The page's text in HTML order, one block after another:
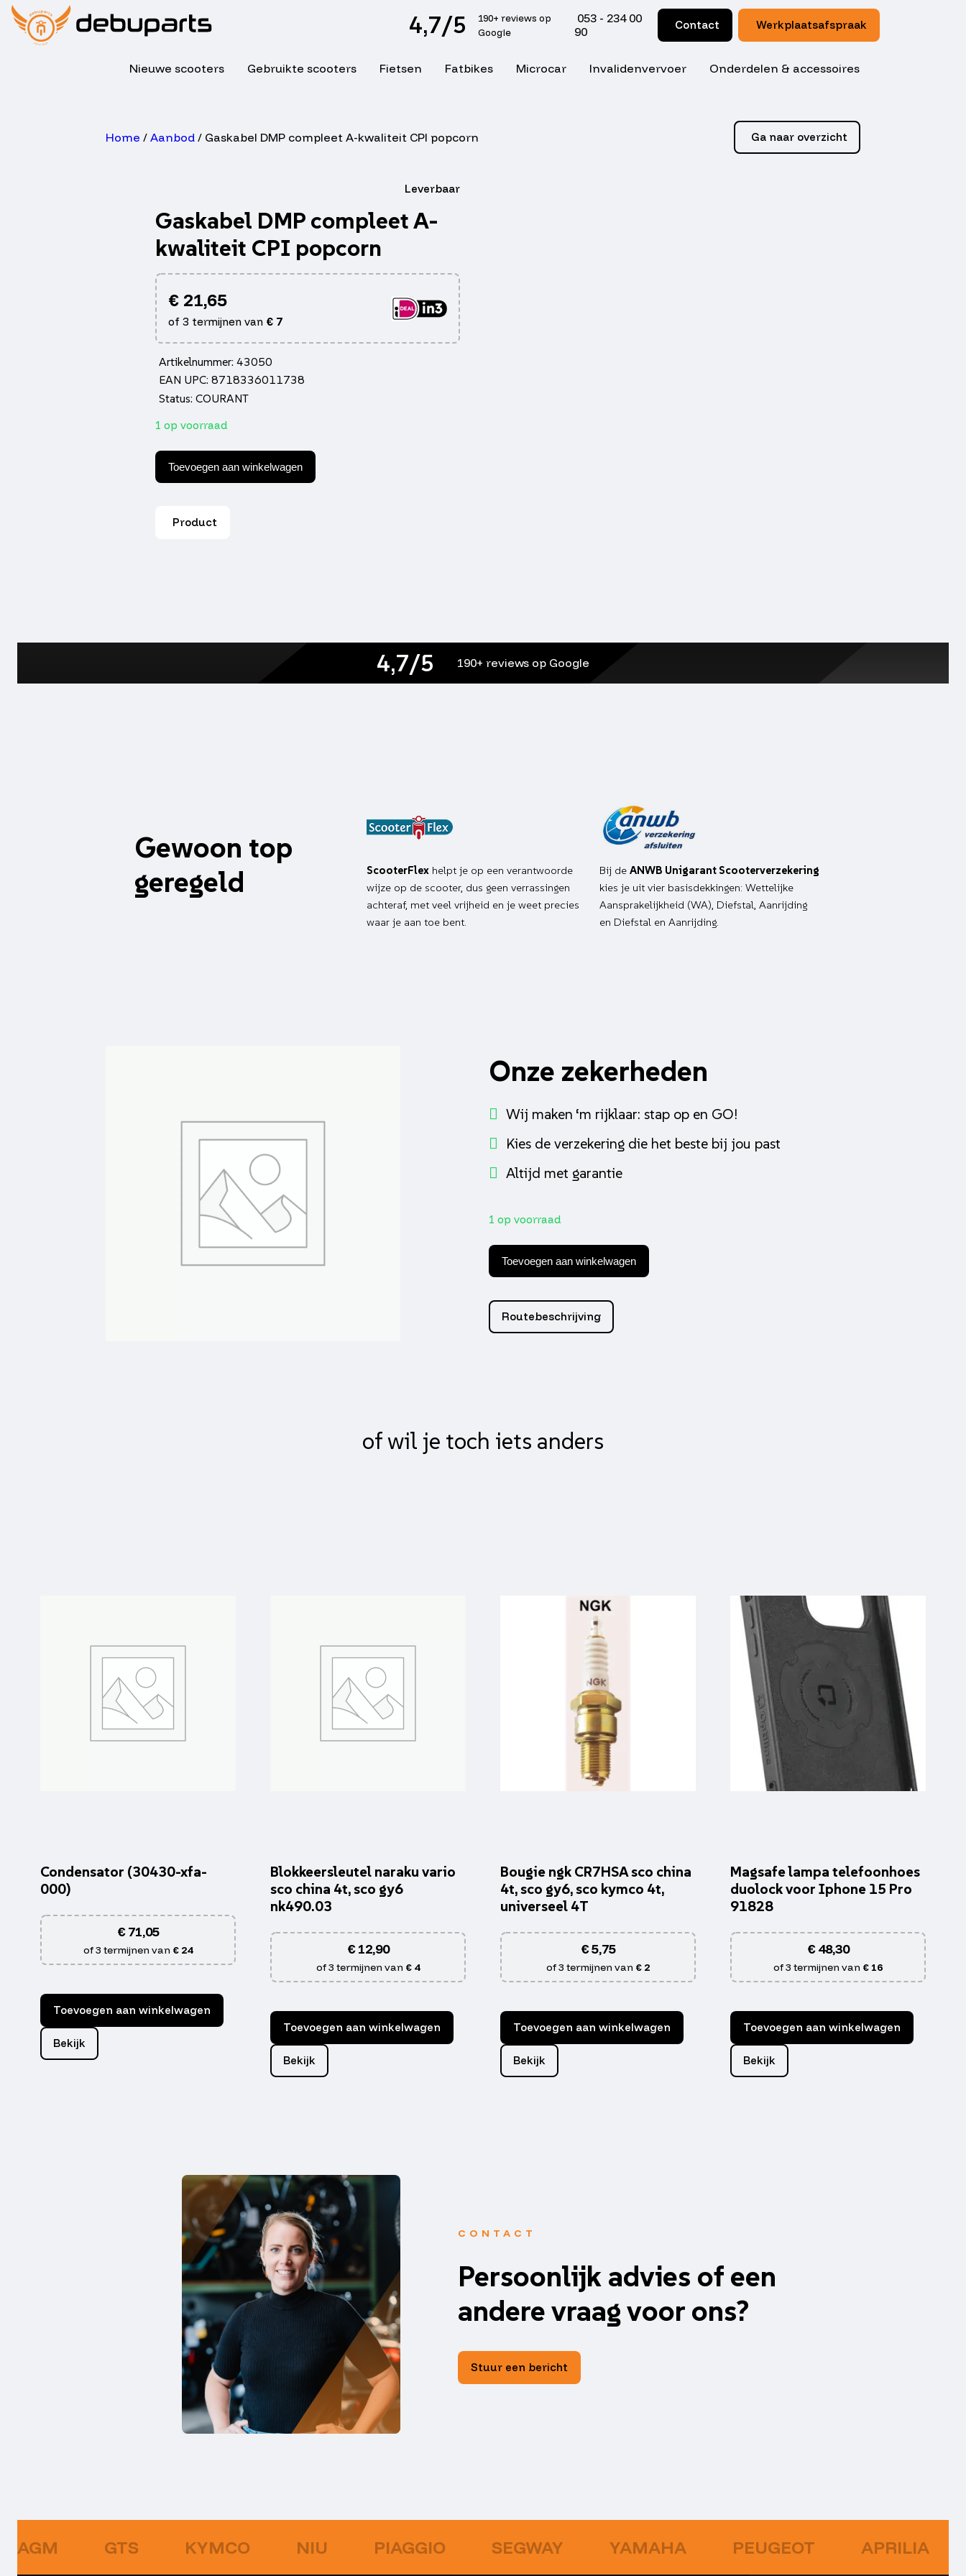
4,7/5
190+ reviews op
Google
053 - 234 00
90
Contact Werkplaatsafspraak
Nieuwe scooters Gebruikte scooters Fietsen Fatbikes Microcar Invalidenvervoer Onderdelen & accessoires
Home / Aanbod/ Gaskabel DMP compleet A-kwaliteit CPI popcorn Ga naar overzicht
Leverbaar
Gaskabel DMP compleet A-
kwaliteit CPI popcorn
€21,65
of 3 termijnen van €7
Artikelnummer: 43050
EAN UPC: 8718336011738
Status: COURANT
1 op voorraad
DMP
compleet
A-
popcorn
Toevoegen aan winkelwagen
Product
4,7/5 190+ reviews op Google
Gewoon top
geregeld
ScooterFlex helpt je op een verantwoorde
wijze op de scooter, dus geen verrassingen
achteraf, met veel vrijheid en je weet precies
waar je aan toe bent.
Bij de ANWB Unigarant Scooterverzekering
kies je uit vier basisdekkingen: Wettelijke
Aansprakelijkheid (WA), Diefstal, Aanrijding
en Diefstal en Aanrijding.
Onze zekerheden
Wij maken ‘m rijklaar: stap op en GO!
Kies de verzekering die het beste bij jou past
Altijd met garantie
1 op voorraad
DMP
compleet
A-
CPI
popcorn
aantal
Toevoegen aan winkelwagen
Routebeschrijving
of wil je toch iets anders
Condensator (30430-xfa-
000)
€71,05
of 3 termijnen van € 24
Toevoegen aan winkelwagen
Bekijk
Blokkeersleutel naraku vario
sco china 4t, sco gy6
nk490.03
€12,90
of 3 termijnen van € 4
Toevoegen aan winkelwagen
Bekijk
Bougie ngk CR7HSA sco china
4t, sco gy6, sco kymco 4t,
universeel 4T
€5,75
of 3 termijnen van € 2
Toevoegen aan winkelwagen
Bekijk
Magsafe lampa telefoonhoes
duolock voor Iphone 15 Pro
91828
€48,30
of 3 termijnen van € 16
Toevoegen aan winkelwagen
Bekijk
CONTACT
Persoonlijk advies of een
andere vraag voor ons?
Stuur een bericht
AGM GTS KYMCO NIU PIAGGIO SEGWAY YAMAHA PEUGEOT APRILIA